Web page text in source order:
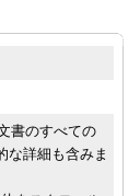
書のすべての
な詳細も含みま